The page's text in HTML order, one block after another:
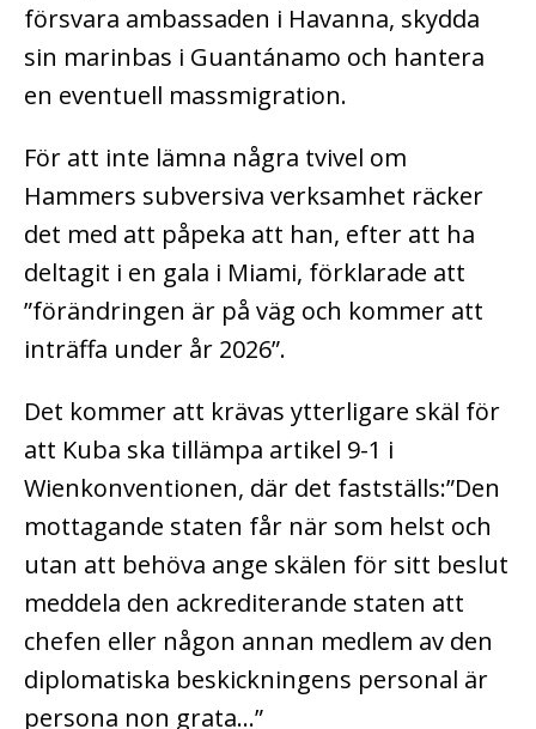
försvara ambassaden i Havanna, skydda
sin marinbas i Guantánamo och hantera
en eventuell massmigration.
För att inte lämna några tvivel om
Hammers subversiva verksamhet räcker
det med att påpeka att han, efter att ha
deltagit i en gala i Miami, förklarade att
”förändringen är på väg och kommer att
inträffa under år 2026”.
Det kommer att krävas ytterligare skäl för
att Kuba ska tillämpa artikel 9-1 i
Wienkonventionen, där det fastställs:”Den
mottagande staten får när som helst och
utan att behöva ange skälen för sitt beslut
meddela den ackrediterande staten att
chefen eller någon annan medlem av den
diplomatiska beskickningens personal är
persona non grata…”